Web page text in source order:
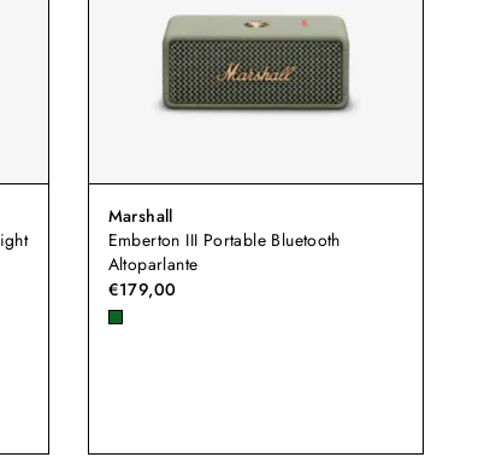
Marshall
Emberton III Portable Bluetooth
Altoparlante
€179,00